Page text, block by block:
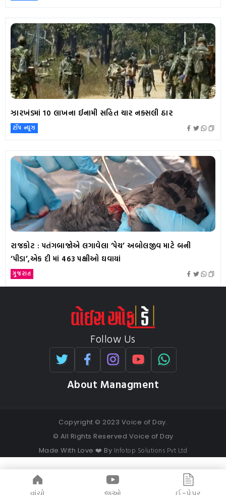
ઝારખંડમાં 10 લાખના ઈનામી સહિત ચાર નક્સલી ઠાર
ટૉપ ન્યૂઝ
રાજકોટ : પતંગબાજોએ લગાવેલા ‘પેચ’ અબોલજીવ માટે બની
‘પીડા’,એક દી માં 463 પક્ષીઓ ઘવાયાં
ગુજરાત
Follow Us
About Managment
Copyright © 2023 Voice of Day.
© All Rights Reserved Voice of Day
Made With Love ❤️ By Infotop Solutions Pvt Ltd